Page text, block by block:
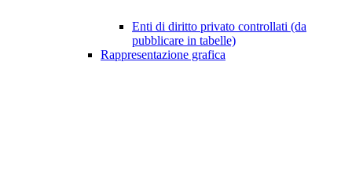
Enti di diritto privato controllati (da
pubblicare in tabelle)
Rappresentazione grafica